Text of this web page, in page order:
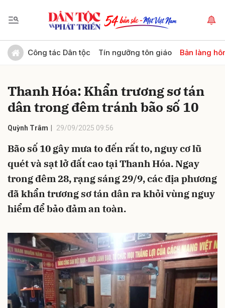
Công tác Dân tộc Tín ngưỡng tôn giáo Bản làng
Thanh Hóa: Khẩn trương sơ tán
dân trong đêm tránh bão số 10
Quỳnh Trâm 29/09/2025 09:56
Bão số 10 gây mưa to đến rất to, nguy cơ lũ
quét và sạt lở đất cao tại Thanh Hóa. Ngay
trong đêm 28, rạng sáng 29/9, các địa phương
đã khẩn trương sơ tán dân ra khỏi vùng nguy
hiểm để bảo đảm an toàn.
Gửi bình luận
Hủy Gửi